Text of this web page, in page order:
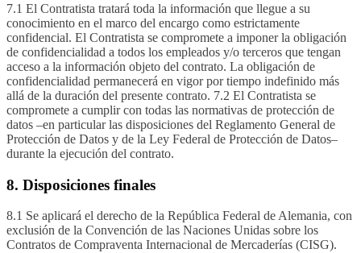
7.1 El Contratista tratará toda la información que llegue a su
conocimiento en el marco del encargo como estrictamente
confidencial. El Contratista se compromete a imponer la obligación
de confidencialidad a todos los empleados y/o terceros que tengan
acceso a la información objeto del contrato. La obligación de
confidencialidad permanecerá en vigor por tiempo indefinido más
allá de la duración del presente contrato. 7.2 El Contratista se
compromete a cumplir con todas las normativas de protección de
datos –en particular las disposiciones del Reglamento General de
Protección de Datos y de la Ley Federal de Protección de Datos–
durante la ejecución del contrato.
8. Disposiciones finales
8.1 Se aplicará el derecho de la República Federal de Alemania, con
exclusión de la Convención de las Naciones Unidas sobre los
Contratos de Compraventa Internacional de Mercaderías (CISG).